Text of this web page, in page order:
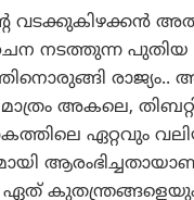
വടക്കുകിഴക്കൻ
ചൈന നടത്തുന്ന
മാത്രം അകലെ,
ഏറ്റവും
കുതന്ത്രങ്ങളെയും